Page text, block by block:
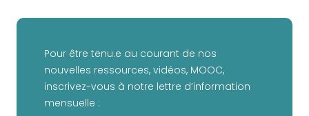
Pour être tenu.e au courant de nos
nouvelles ressources, vidéos, MOOC,
inscrivez-vous à notre lettre d’information
mensuelle :